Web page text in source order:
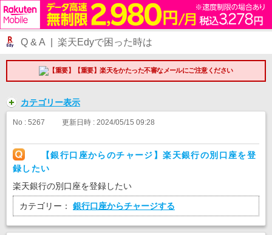
Q & A | 楽天Edyで困った時は
【重要】楽天をかたった不審なメールにご注意ください
カテゴリー表示
No : 5267 更新日時 : 2024/05/15 09:28
【銀行口座からのチャージ】楽天銀行の別口座を登
録したい
楽天銀行の別口座を登録したい
カテゴリー： 銀行口座からチャージする